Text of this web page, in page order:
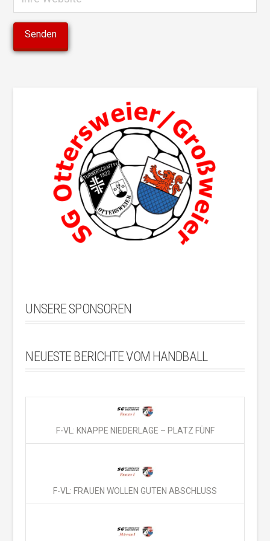
UNSERE SPONSOREN
NEUESTE BERICHTE VOM HANDBALL
F-VL: KNAPPE NIEDERLAGE – PLATZ FÜNF
F-VL: FRAUEN WOLLEN GUTEN ABSCHLUSS